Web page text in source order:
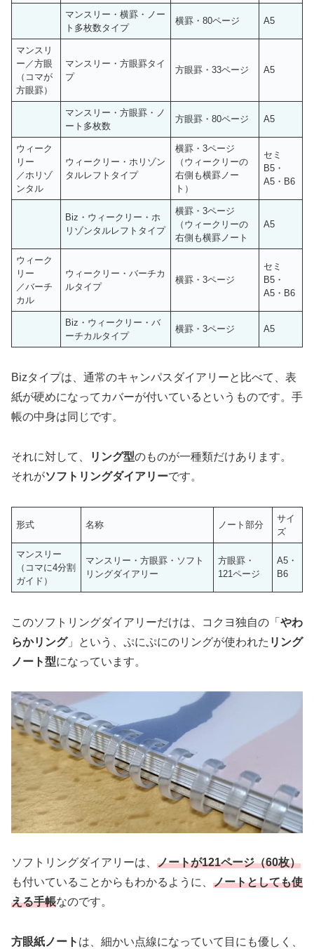
マンスリー・横罫・ノー
ト多枚数タイプ
横罫・80ページ A5
マンスリ
ー／方眼
（コマが
方眼罫）
マンスリー・方眼罫タイ
プ
方眼罫・33ページ A5
マンスリー・方眼罫・ノ
ート多枚数
方眼罫・80ページ A5
ウィーク
リー
／ホリゾ
ンタル
ウィークリー・ホリゾン
タルレフトタイプ
横罫・3ページ
（ウィークリーの
右側も横罫ノー
ト）
セミ
B5・
A5・B6
Biz・ウィークリー・ホ
リゾンタルレフトタイプ
横罫・3ページ
（ウィークリーの
右側も横罫ノート
A5
ウィーク
リー
／バーチ
カル
ウィークリー・バーチカ
ルタイプ
横罫・3ページ
セミ
B5・
A5・B6
Biz・ウィークリー・バ
ーチカルタイプ
横罫・3ページ A5
Bizタイプは、通常のキャンパスダイアリーと比べて、表
紙が硬めになってカバーが付いているというものです。手
帳の中身は同じです。
それに対して、 リング型のものが一種類だけあります。
それがソフトリングダイアリーです。
形式 名称 ノート部分
サイ
ズ
マンスリー
（コマに4分割
ガイド）
マンスリー・方眼罫・ソフト
リングダイアリー
方眼罫・
121ページ
A5・
B6
このソフトリングダイアリーだけは、コクヨ独自の「 やわ
らかリング」という、ぷにぷにのリングが使われた リング
ノート型になっています。
ソフトリングダイアリーは、 ノートが121ページ（60枚）
も付いていることからもわかるように、 ノートとしても使
える手帳なのです。
方眼紙ノート は、細かい点線になっていて目にも優しく、